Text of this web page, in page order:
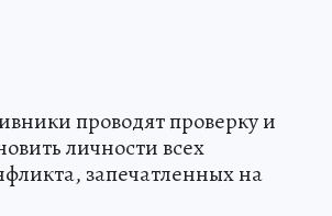
проводят проверку и
личности всех
запечатленных на